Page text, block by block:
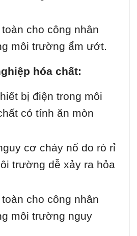
cho công nhân
môi trường ẩm ướt.
hóa chất:
bị điện trong môi
có tính ăn mòn
cơ cháy nổ do rò rỉ
trường dễ xảy ra hỏa
cho công nhân
môi trường nguy